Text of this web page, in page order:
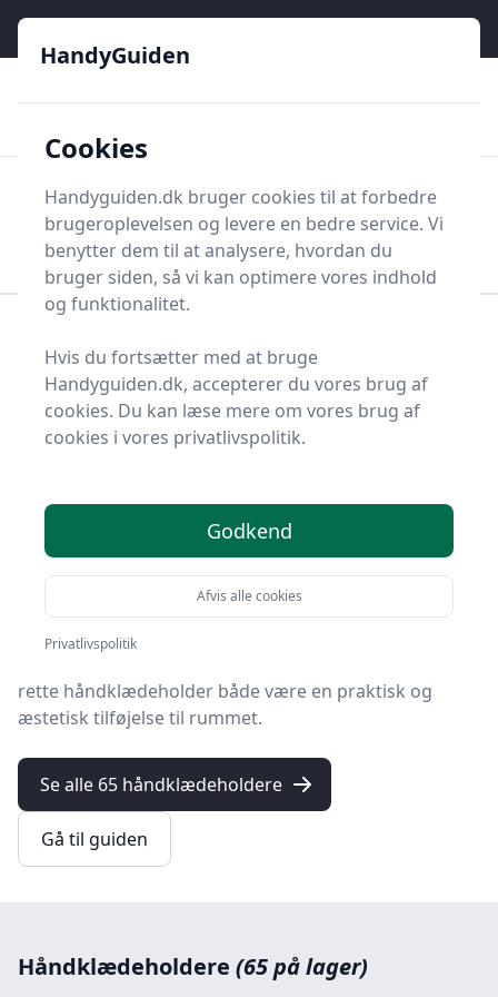
HandyGuiden
Søg nu
Søg nu
Armaturer og håndvaske
Håndklædeholder
Håndklædeholdere - 65
på lager
Velkommen til din ultimative guide om
håndklædeholdere, en essentiel komponent i ethvert
badeværelse.
Uanset om du renoverer dit badeværelse eller blot
rette håndklædeholder både være en praktisk og
æstetisk tilføjelse til rummet.
Se alle 65 håndklædeholdere
Gå til guiden
Håndklædeholdere (65 på lager)
HandyGuiden
Cookies
Handyguiden.dk bruger cookies til at forbedre
brugeroplevelsen og levere en bedre service. Vi
benytter dem til at analysere, hvordan du
bruger siden, så vi kan optimere vores indhold
og funktionalitet.
Hvis du fortsætter med at bruge
Handyguiden.dk, accepterer du vores brug af
cookies. Du kan læse mere om vores brug af
cookies i vores privatlivspolitik.
Godkend
Afvis alle cookies
Privatlivspolitik